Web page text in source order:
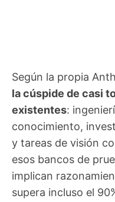
Según la propia
la cúspide de casi
existentes:
conocimiento,
y tareas de visión
esos bancos de
implican
supera incluso el